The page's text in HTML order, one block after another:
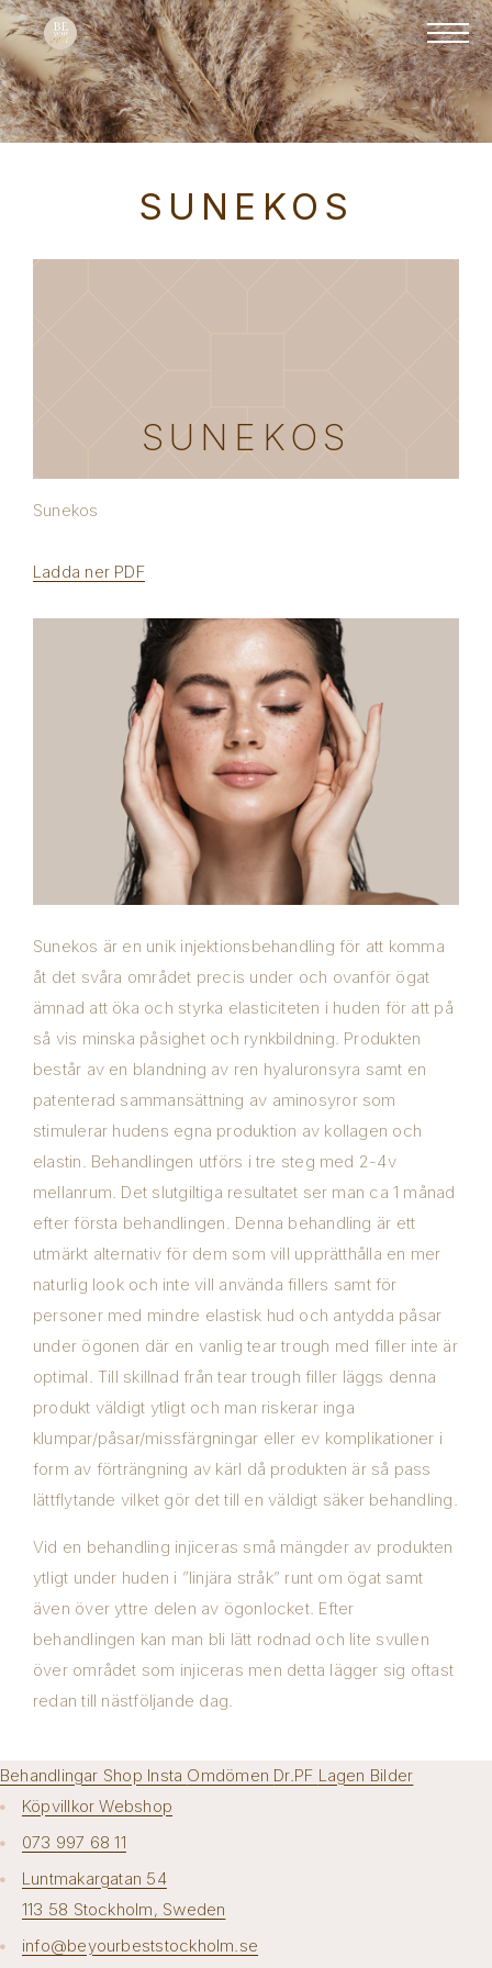
SUNEKOS
SUNEKOS
Sunekos
Ladda ner PDF
Sunekos är en unik injektionsbehandling för att komma
åt det svåra området precis under och ovanför ögat
ämnad att öka och styrka elasticiteten i huden för att på
så vis minska påsighet och rynkbildning. Produkten
består av en blandning av ren hyaluronsyra samt en
patenterad sammansättning av aminosyror som
stimulerar hudens egna produktion av kollagen och
elastin. Behandlingen utförs i tre steg med 2-4v
mellanrum. Det slutgiltiga resultatet ser man ca 1 månad
efter första behandlingen. Denna behandling är ett
utmärkt alternativ för dem som vill upprätthålla en mer
naturlig look och inte vill använda fillers samt för
personer med mindre elastisk hud och antydda påsar
under ögonen där en vanlig tear trough med filler inte är
optimal. Till skillnad från tear trough filler läggs denna
produkt väldigt ytligt och man riskerar inga
klumpar/påsar/missfärgningar eller ev komplikationer i
form av förträngning av kärl då produkten är så pass
lättflytande vilket gör det till en väldigt säker behandling.
Vid en behandling injiceras små mängder av produkten
ytligt under huden i ”linjära stråk” runt om ögat samt
även över yttre delen av ögonlocket. Efter
behandlingen kan man bli lätt rodnad och lite svullen
över området som injiceras men detta lägger sig oftast
redan till nästföljande dag.
Behandlingar Shop Insta Omdömen Dr.PF Lagen Bilder
Köpvillkor Webshop
073 997 68 11
Luntmakargatan 54
113 58 Stockholm, Sweden
info@beyourbeststockholm.se